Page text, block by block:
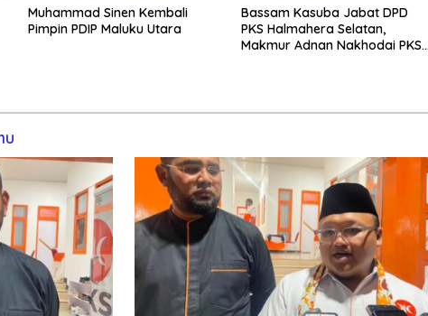
Muhammad Sinen Kembali
Pimpin PDIP Maluku Utara
Bassam Kasuba Jabat DPD
PKS Halmahera Selatan,
Makmur Adnan Nakhodai PKS